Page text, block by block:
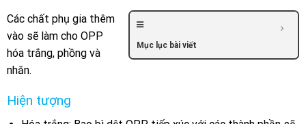
Mục lục bài viết
Các chất phụ gia thêm
vào sẽ làm cho OPP
hóa trắng, phồng và
nhăn.
Hiện tượng